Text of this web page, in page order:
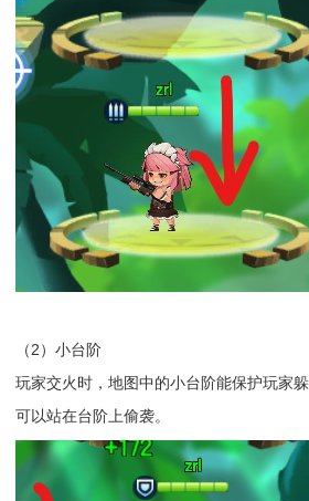
（2）小台阶
玩家交火时，地图中的小台阶能保护玩家
可以站在台阶上偷袭。